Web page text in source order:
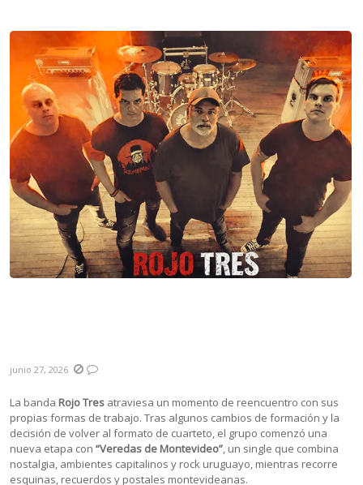
junio 27, 2026
La banda Rojo Tres atraviesa un momento de reencuentro con sus
propias formas de trabajo. Tras algunos cambios de formación y la
decisión de volver al formato de cuarteto, el grupo comenzó una
nueva etapa con“Veredas de Montevideo”, un single que combina
nostalgia, ambientes capitalinos y rock uruguayo, mientras recorre
esquinas, recuerdos y postales montevideanas.